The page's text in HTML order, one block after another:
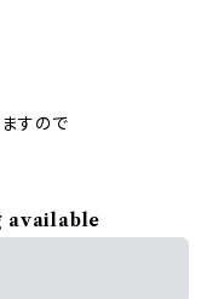
すので
available